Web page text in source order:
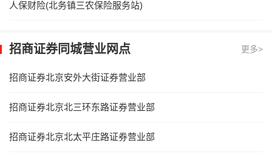
人保财险(北务镇三农保险服务站)
招商证券同城营业网点 更多>
招商证券北京安外大街证券营业部
招商证券北京北三环东路证券营业部
招商证券北京北太平庄路证券营业部